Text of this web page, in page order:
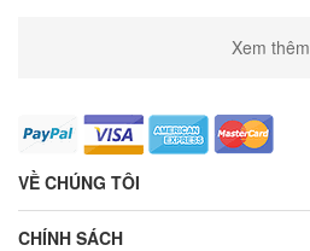
Xem thêm
VỀ CHÚNG TÔI
CHÍNH SÁCH